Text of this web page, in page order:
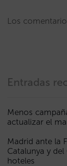
Los
Entradas
Menos
actualizar el
Madrid ante la
Catalunya y
hoteles